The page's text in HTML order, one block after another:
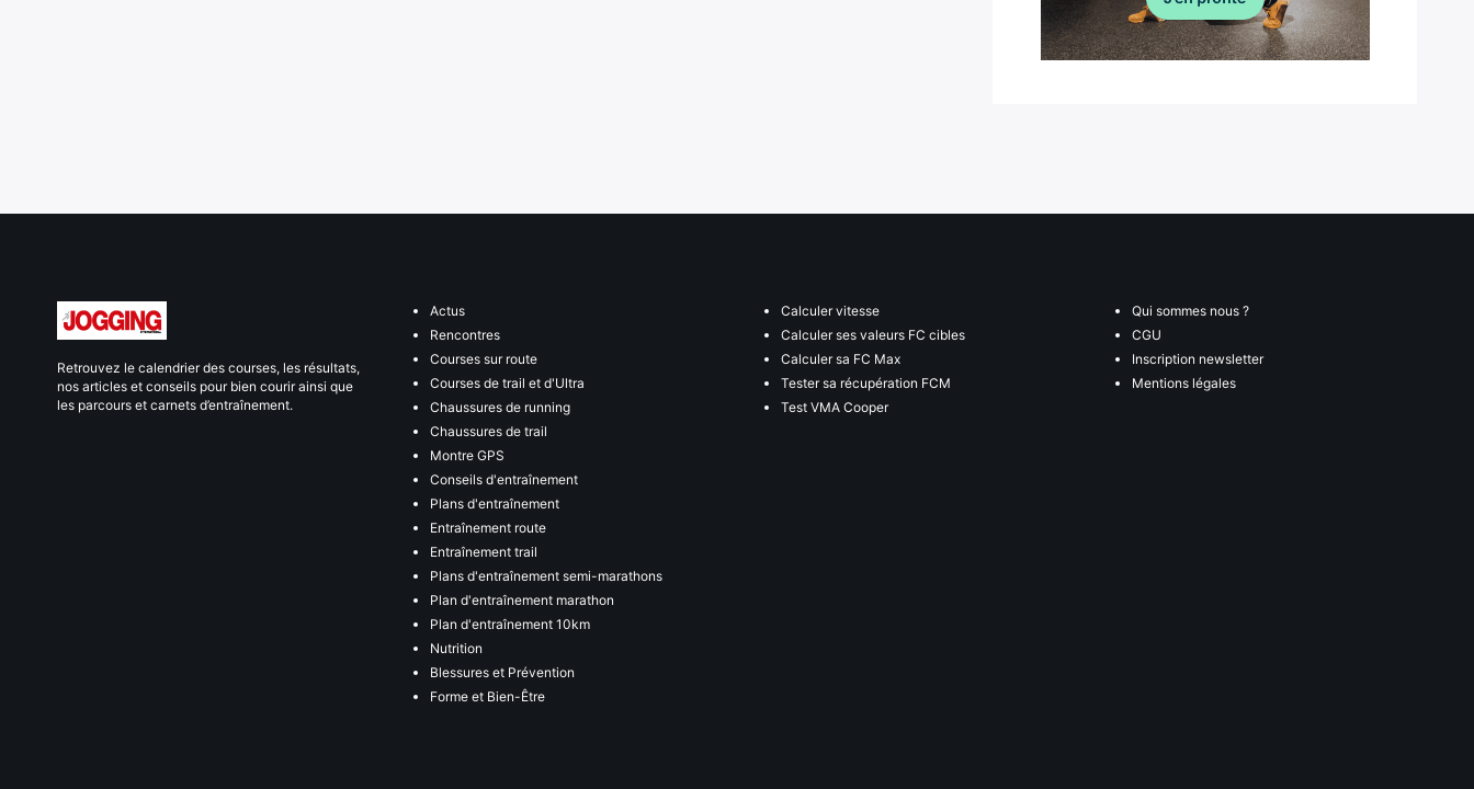
Retrouvez le calendrier des courses, les résultats,
nos articles et conseils pour bien courir ainsi que
les parcours et carnets d’entraînement.
Actus
Rencontres
Courses sur route
Courses de trail et d'Ultra
Chaussures de running
Chaussures de trail
Montre GPS
Conseils d'entraînement
Plans d'entraînement
Entraînement route
Entraînement trail
Plans d'entraînement semi-marathons
Plan d'entraînement marathon
Plan d'entraînement 10km
Nutrition
Blessures et Prévention
Forme et Bien-Être
Calculer vitesse
Calculer ses valeurs FC cibles
Calculer sa FC Max
Tester sa récupération FCM
Test VMA Cooper
Qui sommes nous ?
CGU
Inscription newsletter
Mentions légales